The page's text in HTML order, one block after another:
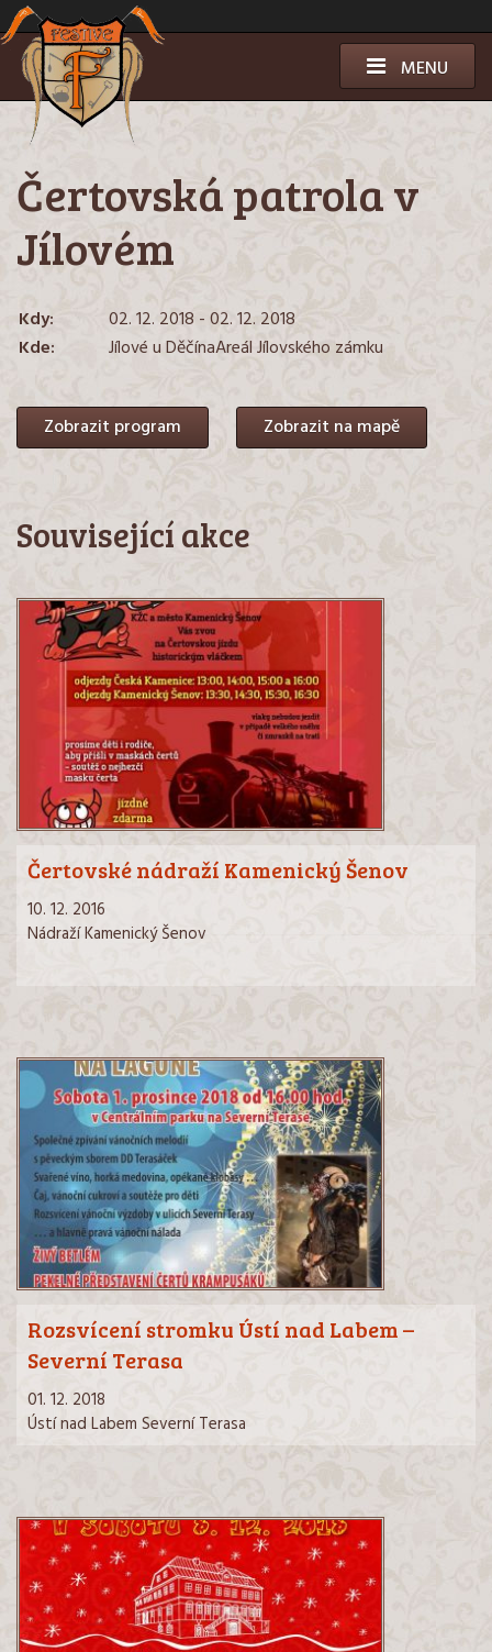
Přeskočit
k
obsahu
MENU
Čertovská patrola v
Jílovém
Kdy:
02. 12. 2018 - 02. 12. 2018
Kde:
Jílové u DěčínaAreál Jílovského zámku
Zobrazit program Zobrazit na mapě
Související akce
Čertovské nádraží Kamenický Šenov
10. 12. 2016
Nádraží Kamenický Šenov
Rozsvícení stromku Ústí nad Labem –
Severní Terasa
01. 12. 2018
Ústí nad Labem Severní Terasa